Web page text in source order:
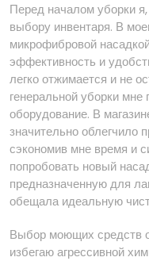
Перед началом уборки
выбору инвентаря. В
микрофибровой
эффективность и
легко отжимается и не
генеральной уборки
оборудование. В
значительно облегчило
сэкономив мне время и
попробовать новый
предназначенную для
обещала идеальную
Выбор моющих средств
избегаю агрессивной